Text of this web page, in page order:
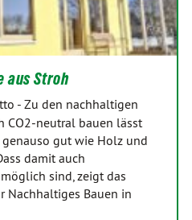
aus Stroh
- Zu den nachhaltigen
CO2-neutral bauen lässt
gut wie Holz und
damit auch
sind, zeigt das
Nachhaltiges Bauen in